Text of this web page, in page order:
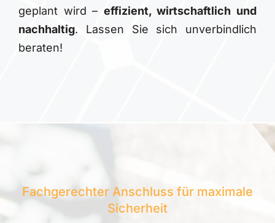
geplant wird – effizient, wirtschaftlich und
nachhaltig. Lassen Sie sich unverbindlich
beraten!
Fachgerechter Anschluss für maximale
Sicherheit